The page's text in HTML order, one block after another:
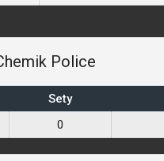
Police
Sety
0